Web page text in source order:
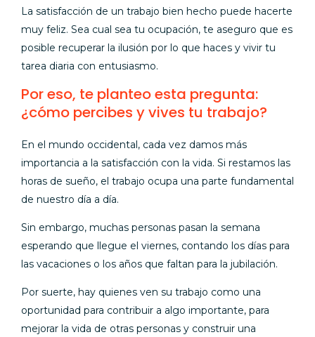
La satisfacción de un trabajo bien hecho puede hacerte
muy feliz. Sea cual sea tu ocupación, te aseguro que es
posible recuperar la ilusión por lo que haces y vivir tu
tarea diaria con entusiasmo.
Por eso, te planteo esta pregunta:
¿cómo percibes y vives tu trabajo?
En el mundo occidental, cada vez damos más
importancia a la satisfacción con la vida. Si restamos las
horas de sueño, el trabajo ocupa una parte fundamental
de nuestro día a día.
Sin embargo, muchas personas pasan la semana
esperando que llegue el viernes, contando los días para
las vacaciones o los años que faltan para la jubilación.
Por suerte, hay quienes ven su trabajo como una
oportunidad para contribuir a algo importante, para
mejorar la vida de otras personas y construir una